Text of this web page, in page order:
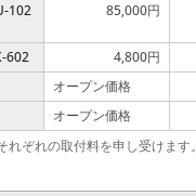
102 85,000円
602 4,800円
オープン価格
オープン価格
ぞれの取付料を申し受けます。